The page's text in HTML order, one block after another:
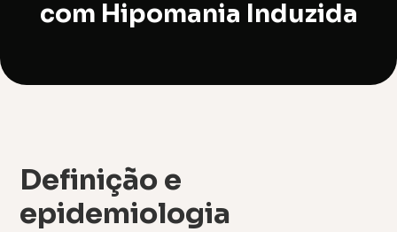
com Hipomania Induzida
Definição e
epidemiologia